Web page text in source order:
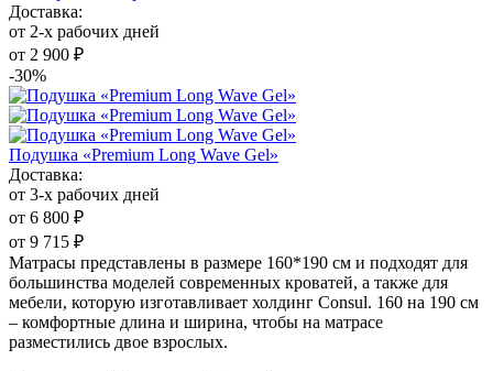
Доставка:
от 2-х рабочих дней
от 2 900 ₽
-30%
Подушка «Premium Long Wave Gel»
Доставка:
от 3-х рабочих дней
от 6 800 ₽
от 9 715 ₽
Матрасы представлены в размере 160*190 см и подходят для
большинства моделей современных кроватей, а также для
мебели, которую изготавливает холдинг Consul. 160 на 190 см
– комфортные длина и ширина, чтобы на матрасе
разместились двое взрослых.